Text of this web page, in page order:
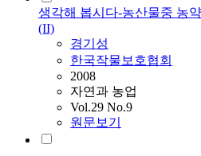
생각해 봅시다-농산물중 농
(II)
경기성
한국작물보호협회
2008
자연과 농업
Vol.29 No.9
원문보기